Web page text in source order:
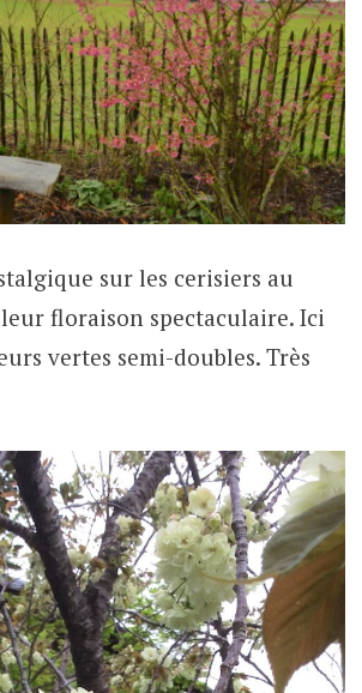
sur les cerisiers au
floraison spectaculaire. Ici
vertes semi-doubles. Très